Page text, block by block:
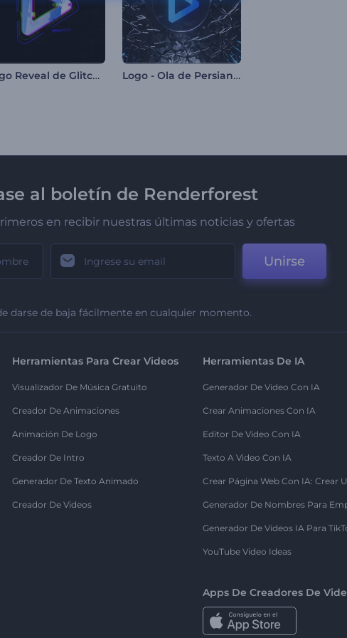
Logo Reveal de Glitch Oscuro Logo - Ola de Persiana de Cristal
al boletín de Renderforest
en recibir nuestras últimas noticias y ofertas
Unirse
darse de baja fácilmente en cualquier momento.
Herramientas Para Crear Videos
Visualizador De Música Gratuito
Creador De Animaciones
Animación De Logo
Creador De Intro
Generador De Texto Animado
Creador De Videos
Herramientas De IA
Generador De Video Con IA
Crear Animaciones Con IA
Editor De Video Con IA
Texto A Video Con IA
Crear Página Web Con IA: Crear
Generador De Nombres Para
Generador De Videos IA Para
YouTube Video Ideas
Apps De Creadores De